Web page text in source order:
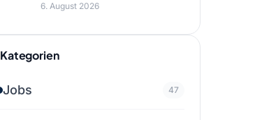
6. August 2026
Kategorien
Jobs 47